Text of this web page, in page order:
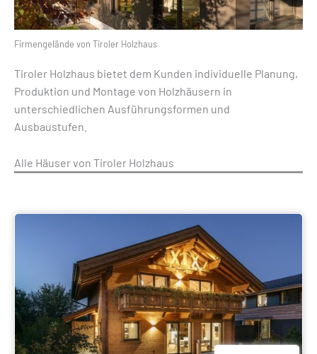
Firmengelände von Tiroler Holzhaus
Tiroler Holzhaus bietet dem Kunden individuelle Planung,
Produktion und Montage von Holzhäusern in
unterschiedlichen Ausführungsformen und
Ausbaustufen.
Alle Häuser von Tiroler Holzhaus